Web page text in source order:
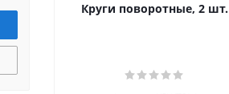
Круги поворотные, 2 шт.